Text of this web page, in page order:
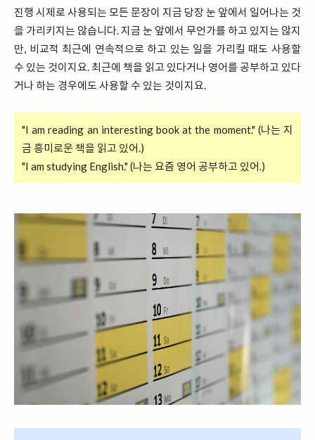
진행 시제로 사용되는 모든 문장이 지금 당장 눈 앞에서 일어나는 것
을 가리키지는 않습니다. 지금 눈 앞에서 무언가를 하고 있지는 않지
만, 비교적 최근에 연속적으로 하고 있는 일을 가리킬 때도 사용할
수 있는 것이지요. 최근에 책을 읽고 있다거나 영어를 공부하고 있다
거나 하는 경우에도 사용할 수 있는 것이지요.
"I am reading an interesting book at the moment." (나는 지
금 흥미로운 책을 읽고 있어.)
"I am studying English." (나는 요즘 영어 공부하고 있어.)